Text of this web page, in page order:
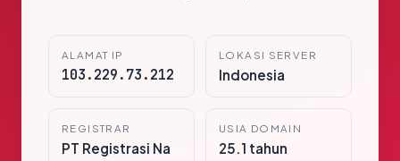
ALAMAT IP
103.229.73.212
LOKASI SERVER
Indonesia
REGISTRAR
PT Registrasi Na
USIA DOMAIN
25.1 tahun